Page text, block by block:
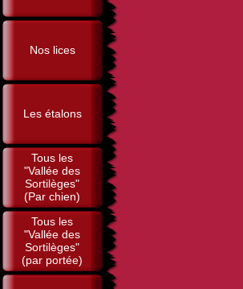
Nos lices
Les étalons
Tous les
"Vallée des
Sortilèges"
(Par chien)
Tous les
"Vallée des
Sortilèges"
(par portée)